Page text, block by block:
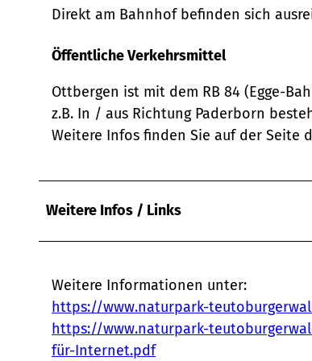
Direkt am Bahnhof befinden sich
Öffentliche Verkehrsmittel
Ottbergen ist mit dem RB 84 (Egge-
z.B. In / aus Richtung Paderborn
Weitere Infos finden Sie auf der Seite
Weitere Infos / Links
Weitere Informationen unter:
https://www.naturpark-
https://www.naturpark-
für-Internet.pdf